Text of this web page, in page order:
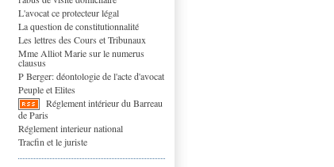
L'avocat ce protecteur légal
La question de constitutionnalité
Les lettres des Cours et Tribunaux
Mme Alliot Marie sur le numerus
clausus
P Berger: déontologie de l'acte d'avocat
Peuple et Elites
Réglement intérieur du Barreau
de Paris
Réglement interieur national
Tracfin et le juriste